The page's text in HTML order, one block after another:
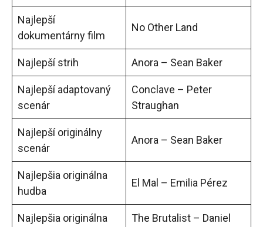
Najlepší
dokumentárny film
No Other Land
Najlepší strih Anora – Sean Baker
Najlepší adaptovaný
scenár
Conclave – Peter
Straughan
Najlepší originálny
scenár
Anora – Sean Baker
Najlepšia originálna
hudba
El Mal – Emilia Pérez
Najlepšia originálna
The Brutalist – Daniel